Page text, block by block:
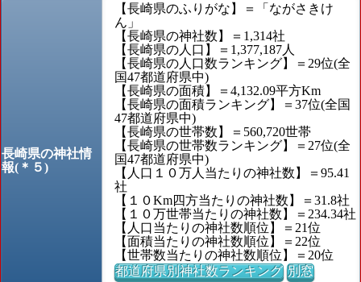
長崎県の神社情
報(＊５)
【長崎県のふりがな】＝「ながさきけ
ん」
【長崎県の神社数】＝1,314社
【長崎県の人口】＝1,377,187人
【長崎県の人口数ランキング】＝29位(全
国47都道府県中)
【長崎県の面積】＝4,132.09平方Km
【長崎県の面積ランキング】＝37位(全国
47都道府県中)
【長崎県の世帯数】＝560,720世帯
【長崎県の世帯数ランキング】＝27位(全
国47都道府県中)
【人口１０万人当たりの神社数】＝95.41
社
【１０Km四方当たりの神社数】＝31.8社
【１０万世帯当たりの神社数】＝234.34社
【人口当たりの神社数順位】＝21位
【面積当たりの神社数順位】＝22位
【世帯数当たりの神社数順位】＝20位
都道府県別神社数ランキング 別窓